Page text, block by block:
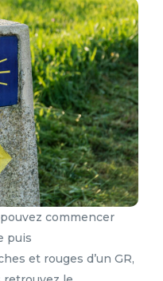
commencer
puis
et rouges d’un GR,